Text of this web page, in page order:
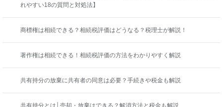
れやすい18の質問と対処法】
商標権は相続できる？相続税評価はどうなる？税理士が解説！
著作権は相続できる！相続税評価の方法をわかりやすく解説
共有持分の放棄に共有者の同意は必要？手続きや税金も解説
共有持分とは│売却・放棄はできる？解消方法と税金も解説